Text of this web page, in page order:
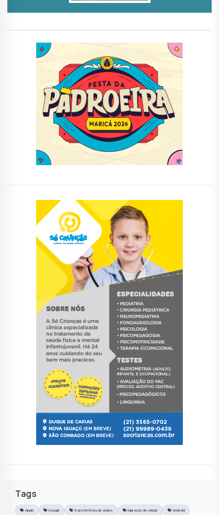
Tags
Apple Google transferência de dados migração de celular Android